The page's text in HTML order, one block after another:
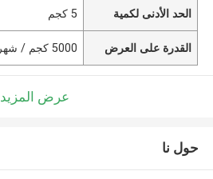
الحد الأدنى لكمية 5 كجم
القدرة على العرض 5000 كجم / شهر
عرض المزيد
حول نا